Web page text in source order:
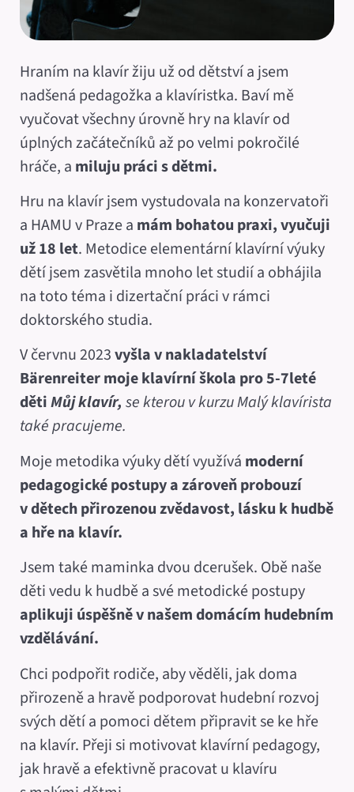
Hraním na klavír žiju už od dětství a jsem
nadšená pedagožka a klavíristka. Baví mě
vyučovat všechny úrovně hry na klavír od
úplných začátečníků až po velmi pokročilé
hráče, a miluju práci s dětmi.
Hru na klavír jsem vystudovala na konzervatoři
a HAMU v Praze a mám bohatou praxi, vyučuji
už 18 let. Metodice elementární klavírní výuky
dětí jsem zasvětila mnoho let studií a obhájila
na toto téma i dizertační práci v rámci
doktorského studia.
V červnu 2023vyšla v nakladatelství
Bärenreiter moje klavírní škola pro 5-7leté
dětiMůj klavír, se kterou v kurzu Malý klavírista
také pracujeme.
Moje metodika výuky dětí využívá moderní
pedagogické postupy a zároveň probouzí
v dětech přirozenou zvědavost, lásku k hudbě
a hře na klavír.
Jsem také maminka dvou dcerušek. Obě naše
děti vedu k hudbě a své metodické postupy
aplikuji úspěšně v našem domácím hudebním
vzdělávání.
Chci podpořit rodiče, aby věděli, jak doma
přirozeně a hravě podporovat hudební rozvoj
svých dětí a pomoci dětem připravit se ke hře
na klavír. Přeji si motivovat klavírní pedagogy,
jak hravě a efektivně pracovat u klavíru